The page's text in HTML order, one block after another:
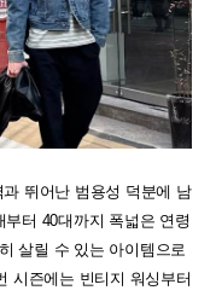
뛰어난 범용성 덕분에 남
터 40대까지 폭넓은 연령
살릴 수 있는 아이템으로
시즌에는 빈티지 워싱부터